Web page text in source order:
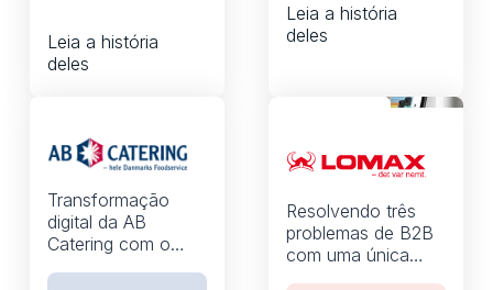
Leia a história
deles
Leia a história
deles
Transformação
digital da AB
Catering com o
Resolvendo três
problemas de B2B
com uma única